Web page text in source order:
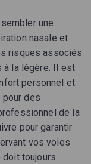
une
nasale et
risques associés
à la légère. Il est
personnel et
pour des
de la
pour garantir
vos voies
doit toujours